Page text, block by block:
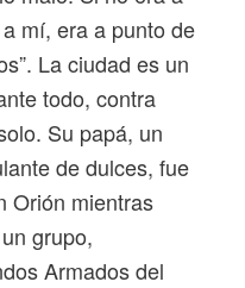
mí, era a punto de
La ciudad es un
todo, contra
Su papá, un
de dulces, fue
Orión mientras
grupo,
Armados del